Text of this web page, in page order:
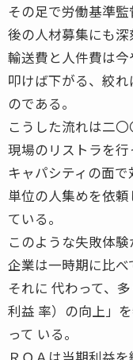
その足で労働基準
後の人材募集にも深
輸送費と人件費は今
叩けば下がる、絞
のである。
こうした流れは二
現場のリストラを
キャパシティの面
単位の人集めを依
ている。
このような失敗体
企業は一時期に比べ
それに 代わって、
利益 率）の向上」
って いる。